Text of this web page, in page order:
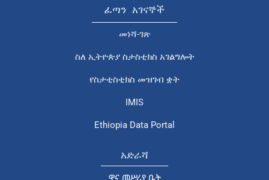
ፈጣን አገናኞች
መነሻ-ገጽ
ስለ ኢትዮጵያ ስታስቲክስ አገልግሎት
የስታቲስቲክስ መዝገብ ቋት
IMIS
Ethiopia Data Portal
አድራሻ